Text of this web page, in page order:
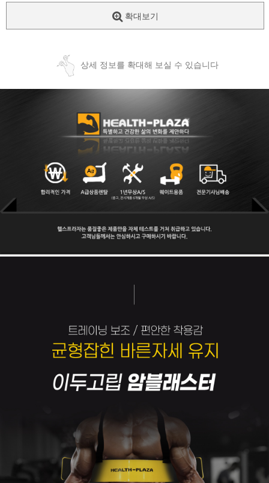
확대보기
상세 정보를 확대해 보실 수 있습니다